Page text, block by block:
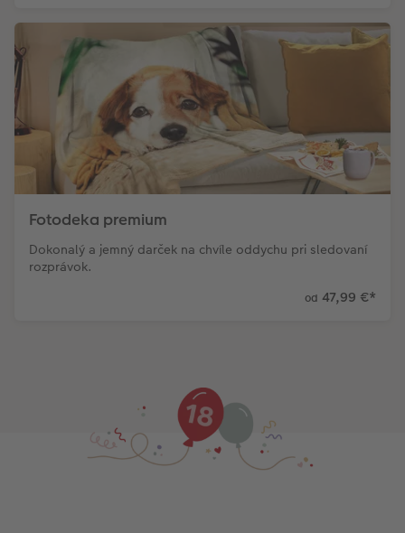
Fotodeka premium
Dokonalý a jemný darček na chvíle oddychu pri sledovaní
rozprávok.
od 47,99 €*